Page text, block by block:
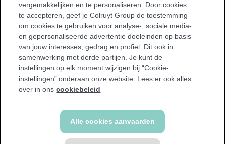
Vind een club bij jou in de buurt
Vind
een
jou
de
buurt
Algemene voorwaarden
Cookie policy
vergemakkelijken en te personaliseren. Door cookies
te accepteren, geef je Colruyt Group de toestemming
om cookies te gebruiken voor analyse-, sociale media-
en gepersonaliseerde advertentie doeleinden op basis
van jouw interesses, gedrag en profiel. Dit ook in
samenwerking met derde partijen. Je kunt de
instellingen op elk moment wijzigen bij “Cookie-
instellingen” onderaan onze website. Lees er ook alles
over in ons cookiebeleid
Alle cookies aanvaarden